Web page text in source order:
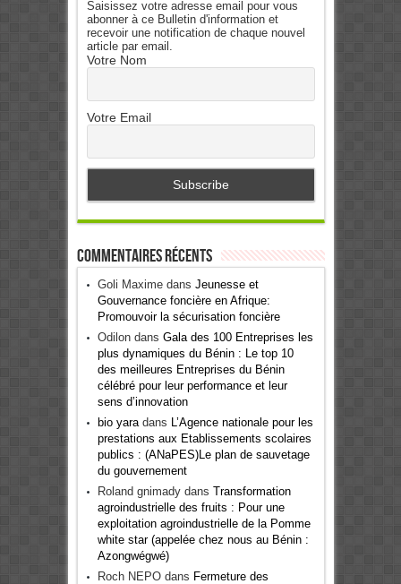
Saisissez votre adresse email pour vous
abonner à ce Bulletin d'information et
recevoir une notification de chaque nouvel
article par email.
Votre Nom
Votre Email
Commentaires récents
Goli Maximedans Jeunesse et
Gouvernance foncière en Afrique:
Promouvoir la sécurisation foncière
Odilondans Gala des 100 Entreprises les
plus dynamiques du Bénin : Le top 10
des meilleures Entreprises du Bénin
célébré pour leur performance et leur
sens d’innovation
bio yaradans
L’Agence nationale pour les
prestations aux Etablissements scolaires
publics : (ANaPES)Le plan de sauvetage
du gouvernement
Roland gnimadydans Transformation
agroindustrielle des fruits : Pour une
exploitation agroindustrielle de la Pomme
white star (appelée chez nous au Bénin :
Azongwégwé)
Roch NEPOdans Fermeture des